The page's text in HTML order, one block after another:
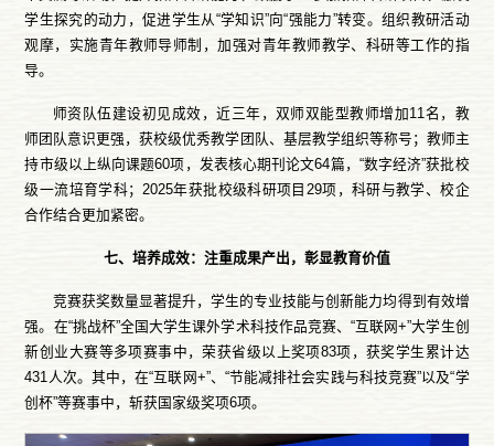
学生探究的动力，促进学生从“学知识”向“强能力”转变。组织教研活动
观摩，实施青年教师导师制，加强对青年教师教学、科研等工作的指
导。
师资队伍建设初见成效，近三年，双师双能型教师增加11名，教
师团队意识更强，获校级优秀教学团队、基层教学组织等称号；教师主
持市级以上纵向课题60项，发表核心期刊论文64篇，“数字经济”获批校
级一流培育学科；2025年获批校级科研项目29项，科研与教学、校企
合作结合更加紧密。
七、培养成效：注重成果产出，彰显教育价值
竞赛获奖数量显著提升，学生的专业技能与创新能力均得到有效增
强。在“挑战杯”全国大学生课外学术科技作品竞赛、“互联网+”大学生创
新创业大赛等多项赛事中，荣获省级以上奖项83项，获奖学生累计达
431人次。其中，在“互联网+”、“节能减排社会实践与科技竞赛”以及“学
创杯”等赛事中，斩获国家级奖项6项。